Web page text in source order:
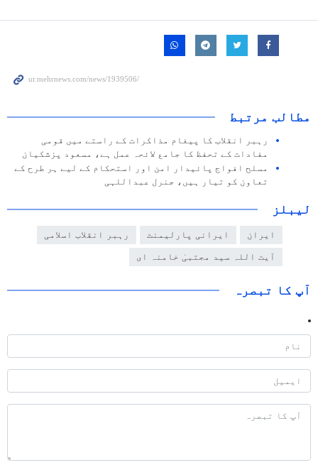
مطالب مرتبط
رہبر انقلاب کا پیغام مذاکرات کے راستے میں قومی
مفادات کے تحفظ کا جامع لائحہ عمل ہے، مسعود پزشکیان
مسلح افواج پائیدار امن اور استحکام کے لیے ہر طرح کے
تعاون کو تیار ہیں، جنرل عبداللہی
لیبلز
ایران ایرانی پارلیمنٹ رہبر انقلاب اسلامی
آیت اللہ سید مجتبیٰ خامنہ ای
آپ کا تبصرہ